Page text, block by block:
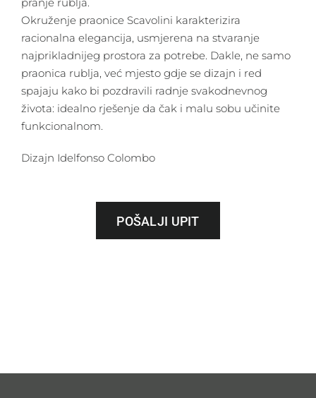
pranje rublja.
Okruženje praonice Scavolini karakterizira
racionalna elegancija, usmjerena na stvaranje
najprikladnijeg prostora za potrebe. Dakle, ne samo
praonica rublja, već mjesto gdje se dizajn i red
spajaju kako bi pozdravili radnje svakodnevnog
života: idealno rješenje da čak i malu sobu učinite
funkcionalnom.
Dizajn Idelfonso Colombo
POŠALJI UPIT